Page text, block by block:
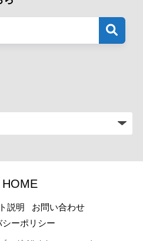
説明
お問い合わせ
シーポリシー